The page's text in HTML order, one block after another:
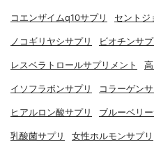
コエンザイムq10サプリ セントジ
ノコギリヤシサプリ ビオチンサプ
レスベラトロールサプリメント
イソフラボンサプリ コラーゲンサ
ヒアルロン酸サプリ ブルーベリ
乳酸菌サプリ 女性ホルモンサプリ